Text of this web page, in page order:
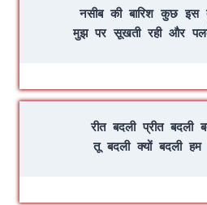
नसीब की बारिश कुछ इस
मुझ पर सूखती रही और
रीत बदली प्रीत बदली
तू बदली क्यों बदली